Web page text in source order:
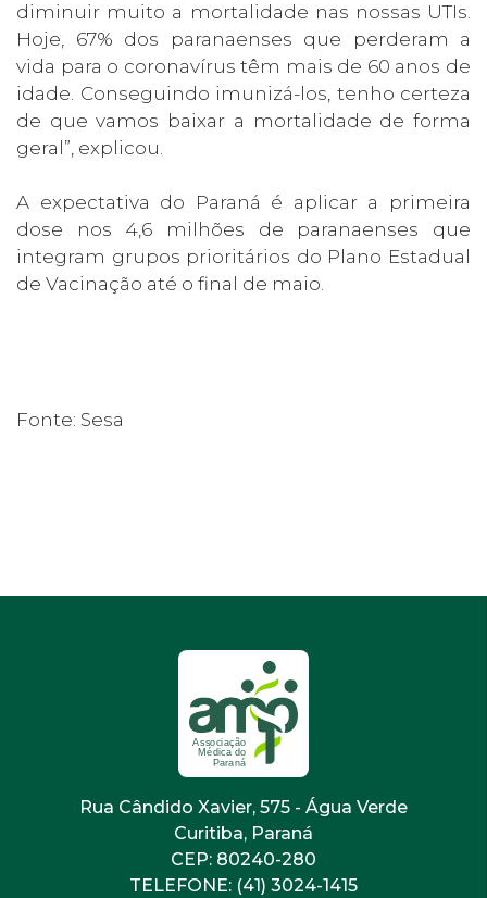
diminuir muito a mortalidade nas nossas UTIs.
Hoje, 67% dos paranaenses que perderam a
vida para o coronavírus têm mais de 60 anos de
idade. Conseguindo imunizá-los, tenho certeza
de que vamos baixar a mortalidade de forma
geral”, explicou.
A expectativa do Paraná é aplicar a primeira
dose nos 4,6 milhões de paranaenses que
integram grupos prioritários do Plano Estadual
de Vacinação até o final de maio.
Fonte: Sesa
Rua Cândido Xavier, 575 - Água Verde
Curitiba, Paraná
CEP: 80240-280
TELEFONE: (41) 3024-1415